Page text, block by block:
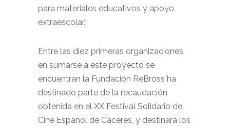
para materiales educativos y apoyo
extraescolar.
Entre las diez primeras organizaciones
en sumarse a este proyecto se
encuentran la Fundación ReBross ha
destinado parte de la recaudación
obtenida en el XX Festival Solidario de
Cine Español de Cáceres, y destinará los